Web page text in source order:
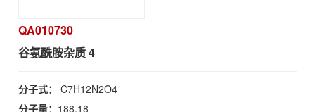
QA010730
谷氨酰胺杂质 4
分子式： C7H12N2O4
分子量： 188.18